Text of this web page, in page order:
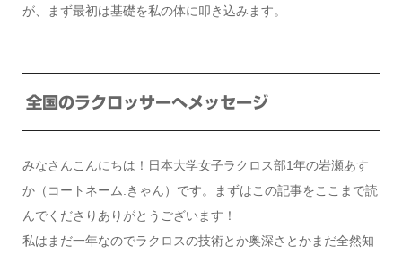
が、まず最初は基礎を私の体に叩き込みます。
全国のラクロッサーへメッセージ
みなさんこんにちは！日本大学女子ラクロス部1年の岩瀬あす
か（コートネーム:きゃん）です。まずはこの記事をここまで読
んでくださりありがとうございます！
私はまだ一年なのでラクロスの技術とか奥深さとかまだ全然知